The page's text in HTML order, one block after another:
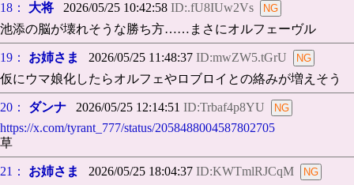
18： 大将 2026/05/25 10:42:58 ID:.fU8IUw2Vs
池添の脳が壊れそうな勝ち方……まさにオルフェーヴル
19： お姉さま 2026/05/25 11:48:37 ID:mwZW5.tGrU
仮にウマ娘化したらオルフェやロブロイとの絡みが増えそう
20： ダンナ 2026/05/25 12:14:51 ID:Trbaf4p8YU
https://x.com/tyrant_777/status/2058488004587802705
草
21： お姉さま 2026/05/25 18:04:37 ID:KWTmlRJCqM